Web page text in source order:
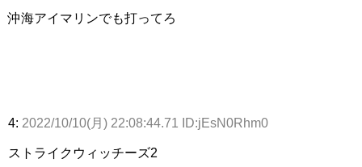
沖海アイマリンでも打ってろ
4: 2022/10/10(月) 22:08:44.71 ID:jEsN0Rhm0
ストライクウィッチーズ2